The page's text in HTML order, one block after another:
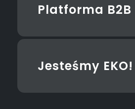
Platforma B2B
Jesteśmy EKO!